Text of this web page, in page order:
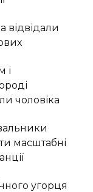
відвідали
і
чоловіка
масштабні
угорця